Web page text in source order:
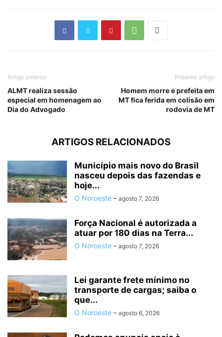
Artigo anterior
ALMT realiza sessão
especial em homenagem ao
Dia do Advogado
Próximo artigo
Homem morre e prefeita em
MT fica ferida em colisão em
rodovia de MT
ARTIGOS RELACIONADOS
Município mais novo do Brasil
nasceu depois das fazendas e
hoje...
O Noroeste - agosto 7, 2026
Força Nacional é autorizada a
atuar por 180 dias na Terra...
O Noroeste - agosto 7, 2026
Lei garante frete mínimo no
transporte de cargas; saiba o
que...
O Noroeste - agosto 6, 2026